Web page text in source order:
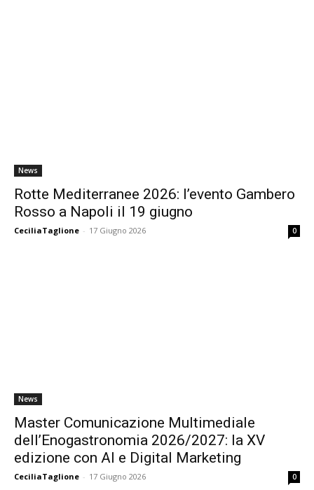
News
Rotte Mediterranee 2026: l’evento Gambero
Rosso a Napoli il 19 giugno
CeciliaTaglione - 17 Giugno 2026 0
News
Master Comunicazione Multimediale
dell’Enogastronomia 2026/2027: la XV
edizione con AI e Digital Marketing
CeciliaTaglione - 17 Giugno 2026 0